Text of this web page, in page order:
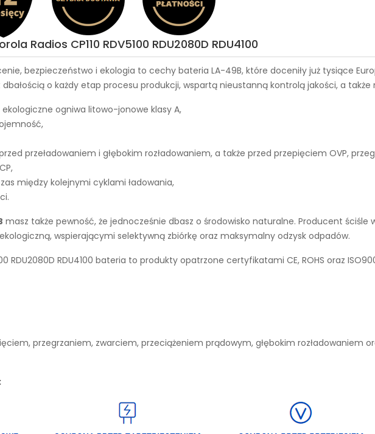
Radios CP110 RDV5100 RDU2080D RDU4100
bezpieczeństwo i ekologia to cechy bateria LA-49B, które doceniły już tysiące
o każdy etap procesu produkcji, wspartą nieustanną kontrolą jakości, a
ekologiczne ogniwa litowo-jonowe klasy A,
przeładowaniem i głębokim rozładowaniem, a także przed przepięciem OVP,
między kolejnymi cyklami ładowania,
masz także pewność, że jednocześnie dbasz o środowisko naturalne. Producent
wspierającymi selektywną zbiórkę oraz maksymalny odzysk odpadów.
RDU2080D RDU4100 bateria to produkty opatrzone certyfikatami CE, ROHS oraz
przegrzaniem, zwarciem, przeciążeniem prądowym, głębokim rozładowaniem